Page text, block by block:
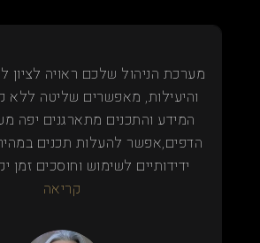
מערכת הניהול שלכם ראויה
והיעילות, מאפשרים שליטה ללא
המידע והתכנים מתארגנים יפה
הדפים,אפשר להעלות תכנים
ידידותיים לשימוש וחוסכים זמן
קריאה